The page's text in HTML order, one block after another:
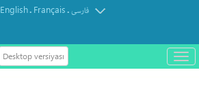
English. Français.فارسی
Desktop versiyası
باز
و